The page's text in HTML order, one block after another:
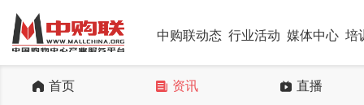
中购联动态 行业活动 媒体中心 培
首页 资讯 直播